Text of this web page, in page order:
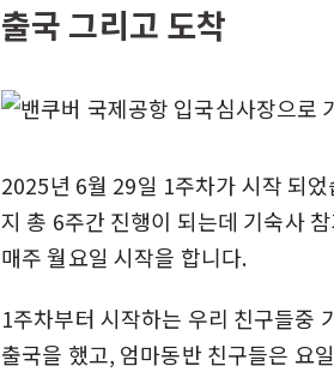
출국 그리고 도착
2025년 6월 29일 1주차가 시작 되
지 총 6주간 진행이 되는데 기숙사
매주 월요일 시작을 합니다.
1주차부터 시작하는 우리 친구들중
출국을 했고, 엄마동반 친구들은 요